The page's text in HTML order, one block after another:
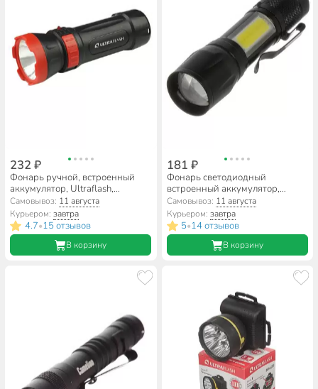
232 ₽
Фонарь ручной, встроенный
аккумулятор, Ultraflash,
LED3849, зарядка от сети 220
В, пластик, черный, 2 режима,
14931
Самовывоз: 11 августа
Курьером:завтра
4.7•15 отзывов
В корзину
181 ₽
Фонарь светодиодный
встроенный аккумулятор,
зарядка от USB, металл, в
коробке, DJ004
Самовывоз: 11 августа
Курьером: завтра
5•14 отзывов
В корзину